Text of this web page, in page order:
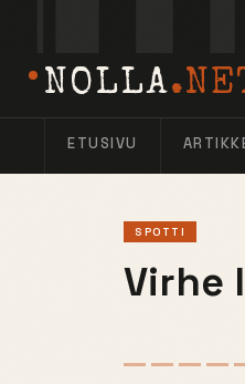
NOLLA
ETUSIVU
SPOTTI
Virhe